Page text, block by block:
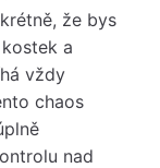
že bys
a
vždy
chaos
nad